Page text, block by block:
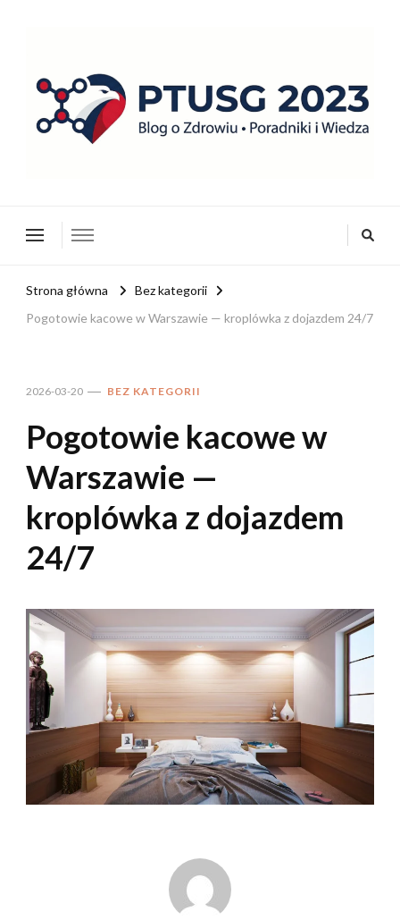
Strona główna
Bez kategorii
Pogotowie kacowe w Warszawie — kroplówka z dojazdem 24/7
2026-03-20 BEZ KATEGORII
Pogotowie kacowe w
Warszawie —
kroplówka z dojazdem
24/7